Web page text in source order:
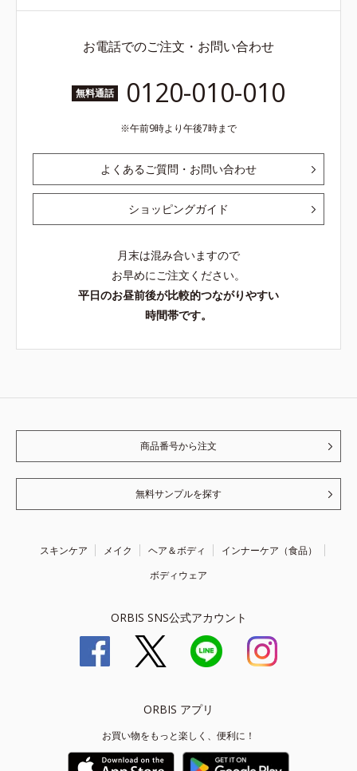
お電話でのご注文・お問い合わせ
無料通話 0120-010-010
午前9時より午後7時まで
よくあるご質問・お問い合わせ
ショッピングガイド
月末は混み合いますので
お早めにご注文ください。
平日のお昼前後が比較的つながりやすい
時間帯です。
商品番号から注文
無料サンプルを探す
スキンケア メイク ヘア＆ボディ
インナーケア（食品）
ボディウェア
ORBIS SNS公式アカウント
ORBIS アプリ
お買い物をもっと楽しく、便利に！